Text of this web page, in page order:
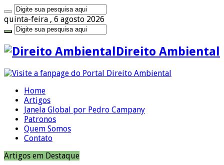
quinta-feira , 6 agosto 2026
Direito Ambiental
Home
Artigos
Janela Global por Pedro Campany
Patronos
Quem Somos
Contato
Artigos em Destaque